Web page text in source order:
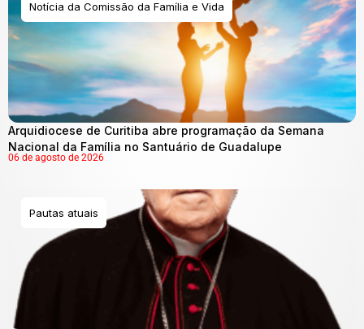
Notícia da Comissão da Família e Vida
Arquidiocese de Curitiba abre programação da Semana
Nacional da Família no Santuário de Guadalupe
06 de agosto de 2026
Pautas atuais